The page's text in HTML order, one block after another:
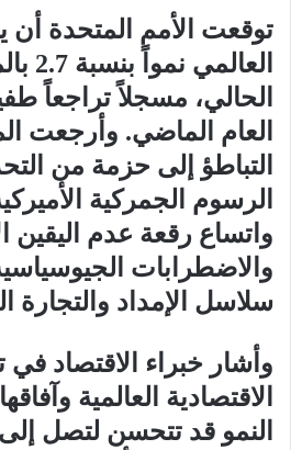
توقعت الأمم المتحدة أن
الحالي، مسجلاً تراجعاً
العام الماضي. وأرجعت
التباطؤ إلى حزمة من
الرسوم الجمركية
واتساع رقعة عدم اليقين
والاضطرابات
سلاسل الإمداد والتجارة
وأشار خبراء الاقتصاد في
الاقتصادية العالمية